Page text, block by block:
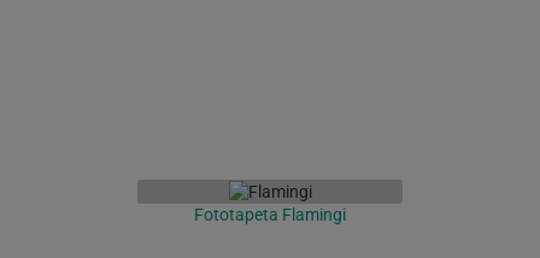
Fototapeta Flamingi